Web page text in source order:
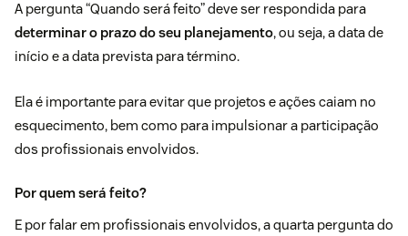
A pergunta “Quando será feito” deve ser respondida para
determinar o prazo do seu planejamento, ou seja, a data de
início e a data prevista para término.
Ela é importante para evitar que projetos e ações caiam no
esquecimento, bem como para impulsionar a participação
dos profissionais envolvidos.
Por quem será feito?
E por falar em profissionais envolvidos, a quarta pergunta do